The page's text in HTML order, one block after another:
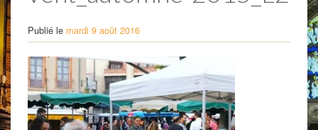
Publié le mardi 9 août 2016